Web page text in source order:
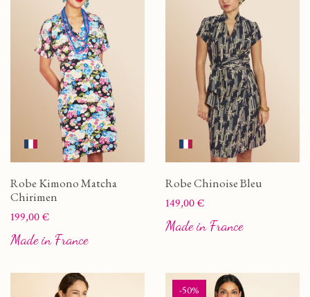
Robe Kimono Matcha
Chirimen
Prix
199,00 €
Made in France
Robe Chinoise Bleu
Prix
149,00 €
Made in France
-50%